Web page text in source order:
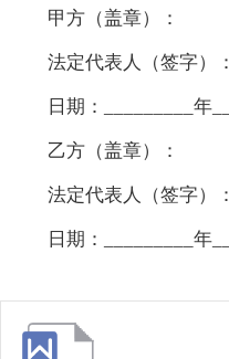
甲方（盖章）：
法定代表人（签字）：
日期：_________年
乙方（盖章）：
法定代表人（签字）：
日期：_________年